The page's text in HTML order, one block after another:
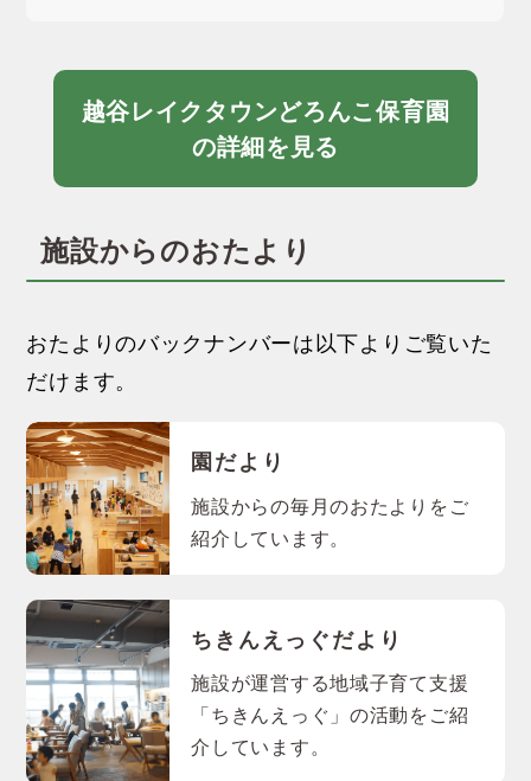
越谷レイクタウンどろんこ保育園
の詳細を見る
施設からのおたより
おたよりのバックナンバーは以下よりご覧いた
だけます。
園だより
施設からの毎月のおたよりをご
紹介しています。
ちきんえっぐだより
施設が運営する地域子育て支援
「ちきんえっぐ」の活動をご紹
介しています。